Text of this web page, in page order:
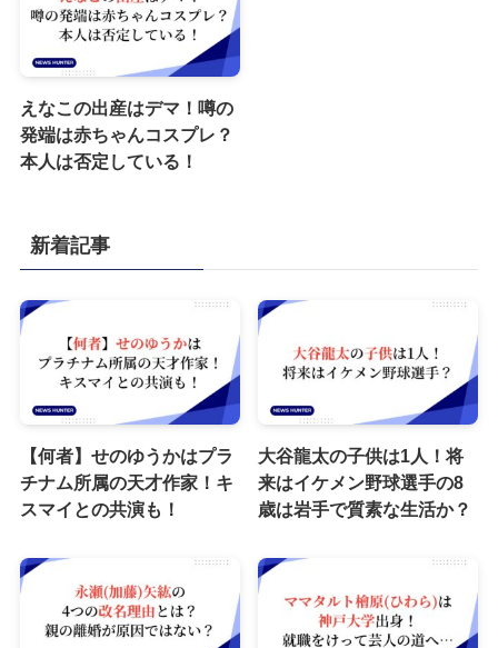
えなこの出産はデマ！噂の
発端は赤ちゃんコスプレ？
本人は否定している！
新着記事
【何者】せのゆうかはプラ
チナム所属の天才作家！キ
スマイとの共演も！
大谷龍太の子供は1人！将
来はイケメン野球選手の8
歳は岩手で質素な生活か？